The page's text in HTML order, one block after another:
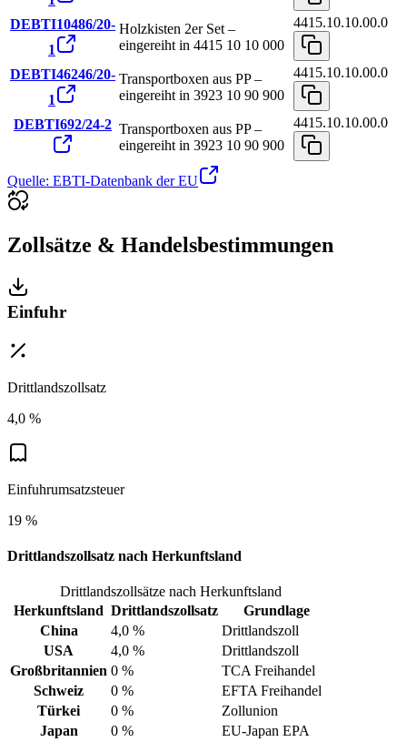
DEBTI10486/20-
1
Holzkisten 2er Set –
eingereiht in 4415 10 10 000
4415.10.10.00.0
DEBTI46246/20-
1
Transportboxen aus PP –
eingereiht in 3923 10 90 900
4415.10.10.00.0
DEBTI692/24-2 Transportboxen aus PP –
eingereiht in 3923 10 90 900
4415.10.10.00.0
Quelle: EBTI-Datenbank der EU
Zollsätze & Handelsbestimmungen
Einfuhr
Drittlandszollsatz
4,0 %
Einfuhrumsatzsteuer
19 %
Drittlandszollsatz nach Herkunftsland
Drittlandszollsätze nach Herkunftsland
Herkunftsland Drittlandszollsatz
Grundlage
China
4,0 %
Drittlandszoll
USA
4,0 %
Drittlandszoll
Großbritannien 0 %
TCA Freihandel
Schweiz
0 %
EFTA Freihandel
Türkei
0 %
Zollunion
Japan
0 %
EU-Japan EPA